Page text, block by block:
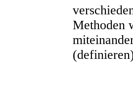
Methoden